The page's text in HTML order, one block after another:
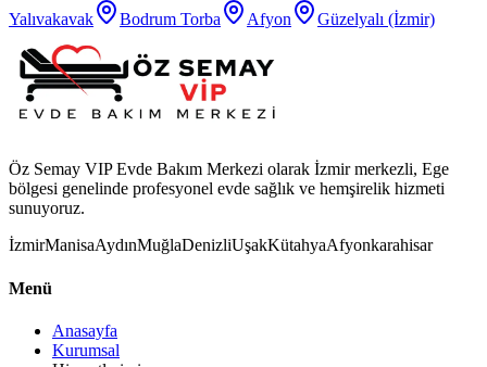
Yalıvakavak
Bodrum Torba Afyon Güzelyalı (İzmir)
Öz Semay VIP Evde Bakım Merkezi olarak İzmir merkezli, Ege
bölgesi genelinde profesyonel evde sağlık ve hemşirelik hizmeti
sunuyoruz.
İzmirManisaAydınMuğlaDenizliUşakKütahyaAfyonkarahisar
Menü
Anasayfa
Kurumsal